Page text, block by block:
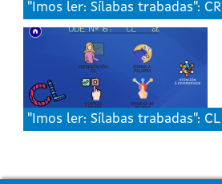
"Imos ler: Sílabas trabadas": CR
"Imos ler: Sílabas trabadas": CL